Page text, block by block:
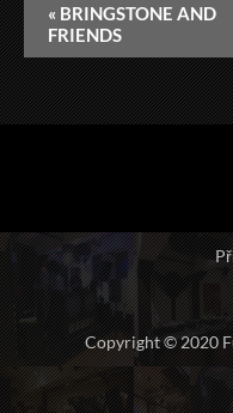
« BRINGSTONE AND
FRIENDS
Copyright © 2020